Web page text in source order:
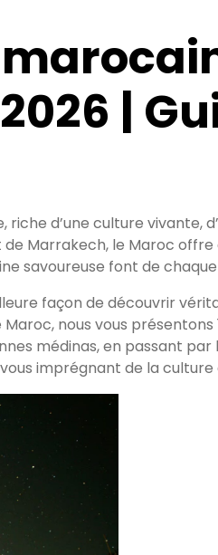
|
d’une culture
Marrakech, le Maroc
savoureuse font de
façon de découvrir
nous vous
médinas, en passant
imprégnant de la